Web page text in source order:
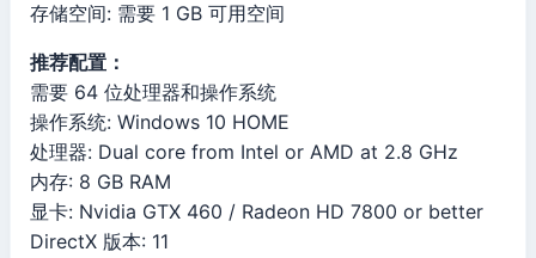
存储空间: 需要 1 GB 可用空间
推荐配置：
需要 64 位处理器和操作系统
操作系统: Windows 10 HOME
处理器: Dual core from Intel or AMD at 2.8 GHz
内存: 8 GB RAM
显卡: Nvidia GTX 460 / Radeon HD 7800 or better
DirectX 版本: 11